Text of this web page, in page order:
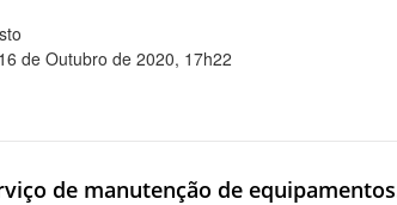
de Outubro de 2020, 17h22
de manutenção de